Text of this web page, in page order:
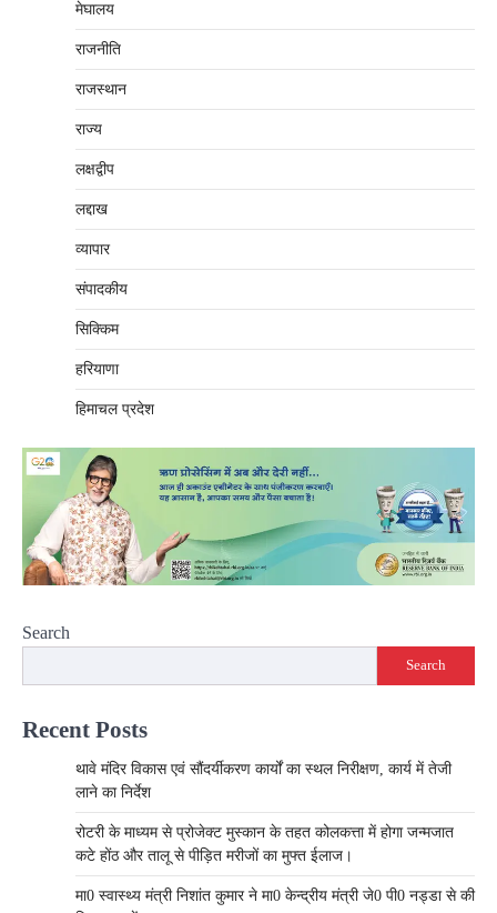
मेघालय
राजनीति
राजस्थान
राज्य
लक्षद्वीप
लद्दाख
व्यापार
संपादकीय
सिक्किम
हरियाणा
हिमाचल प्रदेश
Search
Search
Recent Posts
थावे मंदिर विकास एवं सौंदर्यीकरण कार्यों का स्थल निरीक्षण, कार्य में तेजी
लाने का निर्देश
रोटरी के माध्यम से प्रोजेक्ट मुस्कान के तहत कोलकत्ता में होगा जन्मजात
कटे होंठ और तालू से पीड़ित मरीजों का मुफ्त ईलाज।
मा0 स्वास्थ्य मंत्री निशांत कुमार ने मा0 केन्द्रीय मंत्री जे0 पी0 नड्डा से की